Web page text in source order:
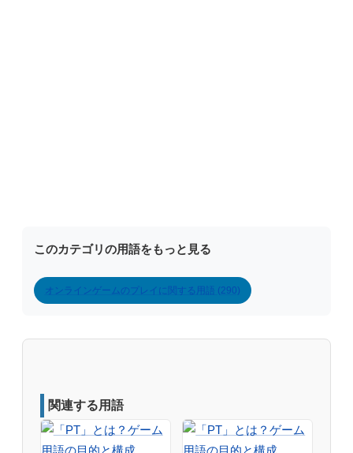
このカテゴリの用語をもっと見る
オンラインゲームのプレイに関する用語 (290)
関連する用語